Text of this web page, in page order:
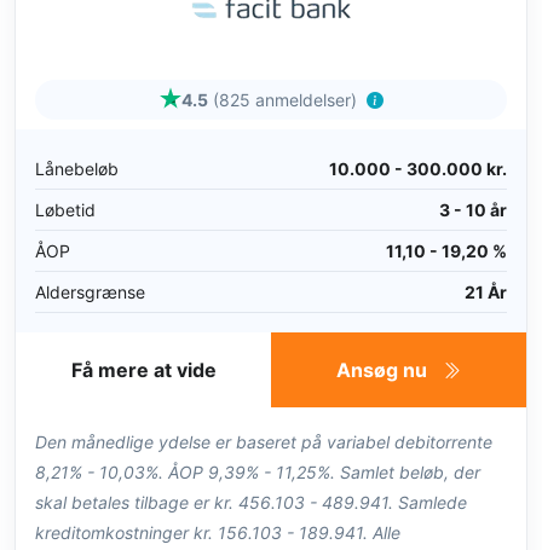
4.5 (825 anmeldelser)
Lånebeløb
10.000 - 300.000 kr.
Løbetid
3 - 10 år
ÅOP
11,10 - 19,20 %
Aldersgrænse
21 År
Ansøg nu
Få mere at vide
Den månedlige ydelse er baseret på variabel debitorrente
8,21% - 10,03%. ÅOP 9,39% - 11,25%. Samlet beløb, der
skal betales tilbage er kr. 456.103 - 489.941. Samlede
kreditomkostninger kr. 156.103 - 189.941. Alle